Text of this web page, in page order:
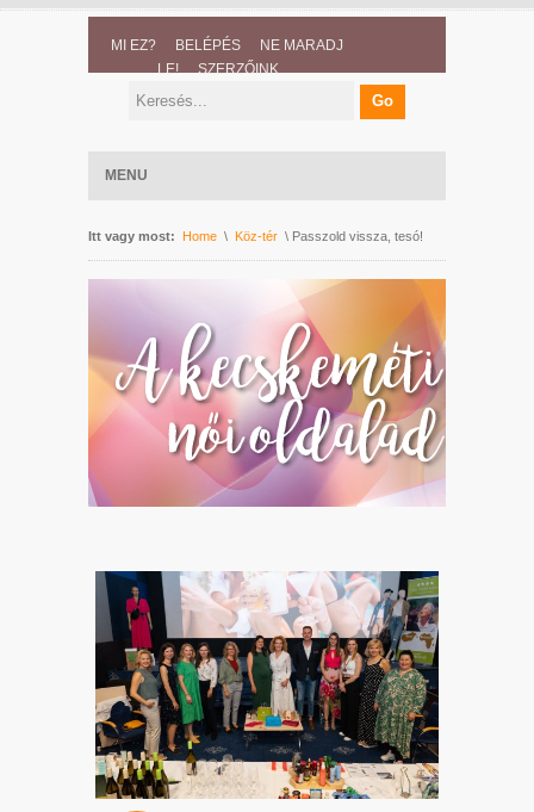
MI EZ? BELÉPÉS
NE MARADJ
LE!
SZERZŐINK
MENU
Itt vagy most: Home \ Köz-tér \ Passzold vissza, tesó!